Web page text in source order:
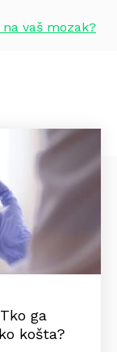
vaš mozak?
ga
košta?